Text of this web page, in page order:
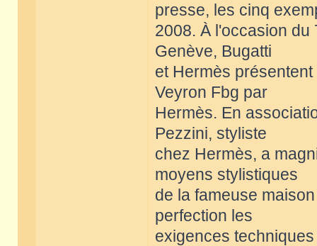
presse, les cinq
2008. À l'occasion du
Genève, Bugatti
et Hermès
Veyron Fbg par
Hermès. En
Pezzini, styliste
chez Hermès, a
moyens stylistiques
de la fameuse
perfection les
exigences